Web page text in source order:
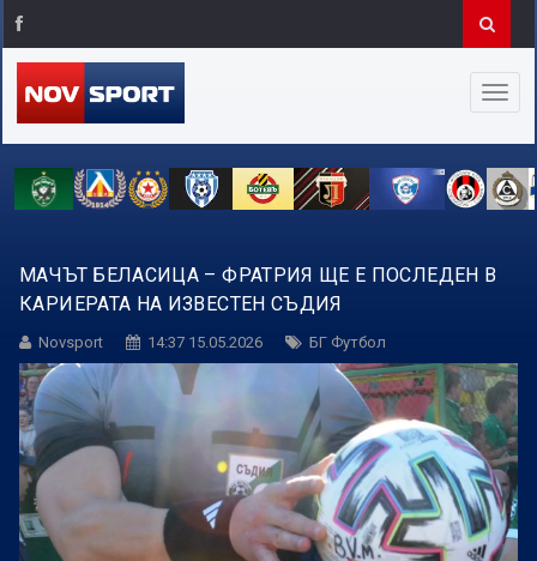
МАЧЪТ БЕЛАСИЦА – ФРАТРИЯ ЩЕ Е ПОСЛЕДЕН В
КАРИЕРАТА НА ИЗВЕСТЕН СЪДИЯ
Novsport 14:37 15.05.2026 БГ Футбол